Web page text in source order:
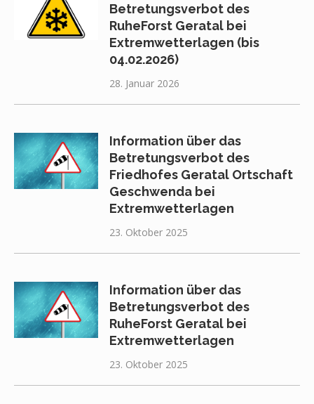
Betretungsverbot des
RuheForst Geratal bei
Extremwetterlagen (bis
04.02.2026)
28. Januar 2026
Information über das
Betretungsverbot des
Friedhofes Geratal Ortschaft
Geschwenda bei
Extremwetterlagen
23. Oktober 2025
Information über das
Betretungsverbot des
RuheForst Geratal bei
Extremwetterlagen
23. Oktober 2025